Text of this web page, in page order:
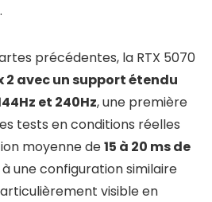
précédentes, la RTX 5070
2 avec un support étendu
et 240Hz, une première
tests en conditions réelles
moyenne de15 à 20 ms de
une configuration similaire
visible en